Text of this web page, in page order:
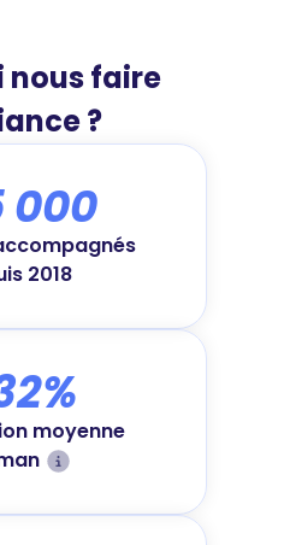
nous faire
?
000
2018
moyenne